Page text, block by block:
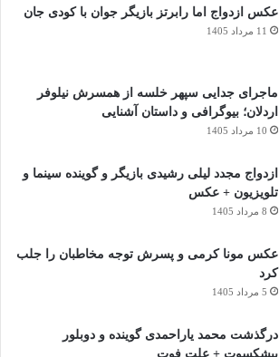
عکس ازدواج اما رابرتز بازیگر جوان با کودی جان
11 مرداد 1405
ماجرای جدایی سپهر خلسه از همسرش نیلوفر
اردلان؛ بیوگرافی و داستان آشنایی
10 مرداد 1405
ازدواج مجدد لیلی رشیدی بازیگر و گوینده سینما و
تلویزیون + عکس
8 مرداد 1405
عکس مونا کرمی و پسرش توجه مخاطبان را جلب
کرد
5 مرداد 1405
درگذشت محمد یاراحمدی گوینده و دوبلور
پیشکسوت + علت فوت